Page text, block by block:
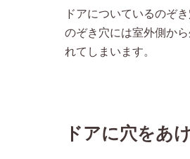
ドアについているのぞ
のぞき穴には室外側か
れてしまいます。
ドアに穴をあ